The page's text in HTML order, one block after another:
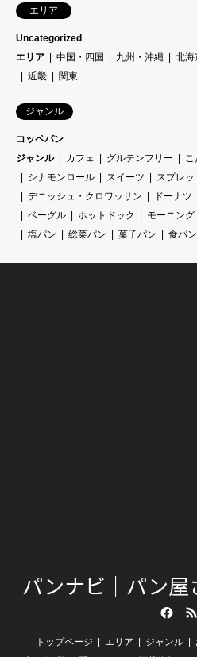
エリア
Uncategorized
エリア
中国・四国 九州・沖縄 北海
近畿
関東
ジャンル
コッペパン
ジャンル
カフェ グルテンフリー こ
シナモンロール
スイーツ スプレッ
デニッシュ・クロワッサン
ドーナツ
ベーグル
ホットドック モーニング
塩パン
総菜パン 菓子パン 食パン
パンナビ｜パン屋
トップページ エリア ジャンル